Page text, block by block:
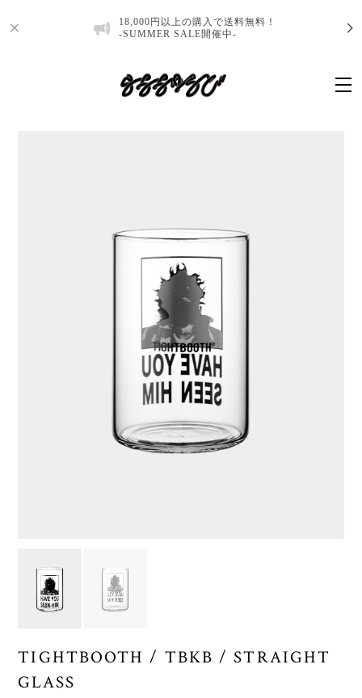
18,000円以上の購入で送料無料！
-SUMMER SALE開催中-
TIGHTBOOTH / TBKB / STRAIGHT
GLASS